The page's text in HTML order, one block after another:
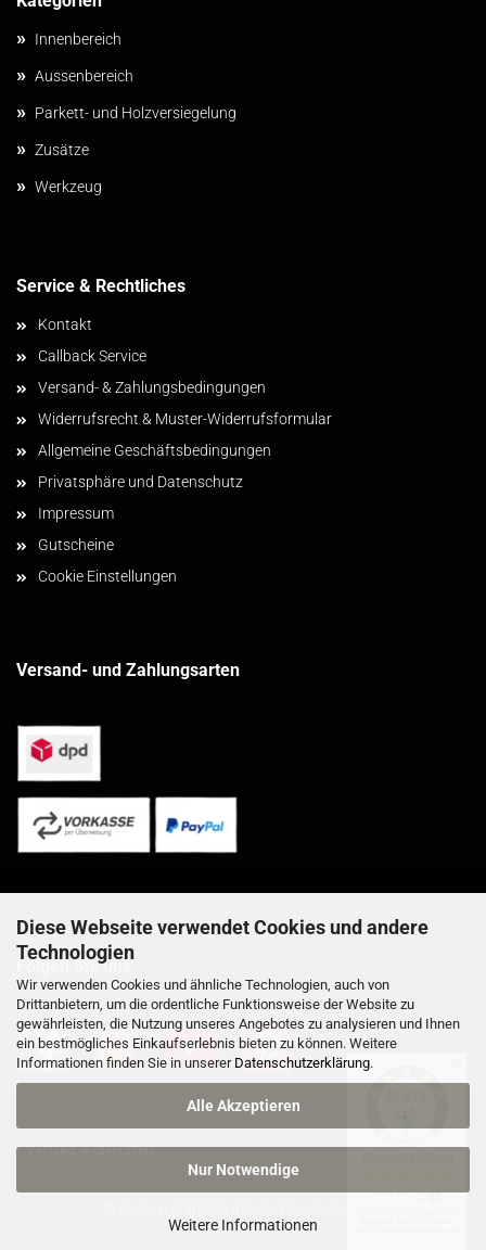
Diese Webseite verwendet Cookies und andere
Technologien
Wir verwenden Cookies und ähnliche Technologien, auch von
Drittanbietern, um die ordentliche Funktionsweise der Website zu
gewährleisten, die Nutzung unseres Angebotes zu analysieren und Ihnen
ein bestmögliches Einkaufserlebnis bieten zu können. Weitere
Informationen finden Sie in unserer Datenschutzerklärung.
Alle Akzeptieren
Nur Notwendige
Weitere Informationen
» Innenbereich
» Aussenbereich
» Parkett- und Holzversiegelung
» Zusätze
» Werkzeug
Service & Rechtliches
Kontakt
Callback Service
Versand- & Zahlungsbedingungen
Widerrufsrecht & Muster-Widerrufsformular
Allgemeine Geschäftsbedingungen
Privatsphäre und Datenschutz
Impressum
Gutscheine
Cookie Einstellungen
Versand- und Zahlungsarten
Folgen Sie uns
Vertrag widerrufen